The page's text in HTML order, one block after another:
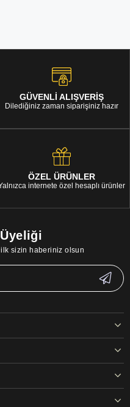
GÜVENLİ ALIŞVERİŞ
Dilediğiniz zaman siparişiniz hazır
ÖZEL ÜRÜNLER
internete özel hesaplı ürünler
sizin haberiniz olsun